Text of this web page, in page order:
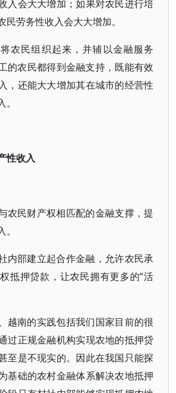
入会大大增加；如果对农民进行培
民劳务性收入会大大增加。
农民组织起来，并辅以金融服务
农民都得到金融支持，既能有效
，还能大大增加其在城市的经营性
性收入
农民财产权相匹配的金融支撑，提
内部建立起合作金融，允许农民承
抵押贷款，让农民拥有更多的“活
越南的实践包括我们国家目前的很
过正规金融机构实现农地的抵押贷
至是不现实的。因此在我国只能探
基础的农村金融体系解决农地抵押